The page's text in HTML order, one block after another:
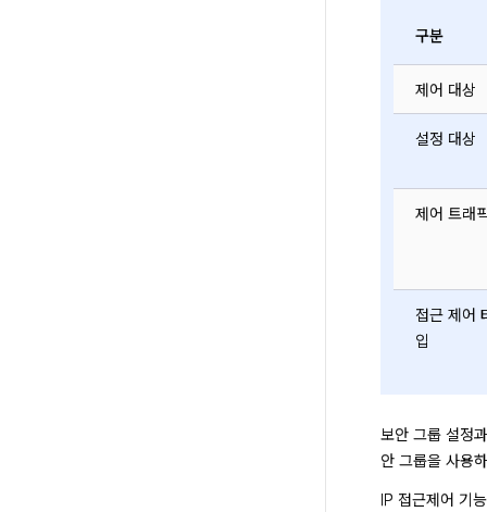
구분
제어 대상
설정 대상
제어 트래
접근 제어
입
보안 그룹 설정
안 그룹을 사용
IP 접근제어 기